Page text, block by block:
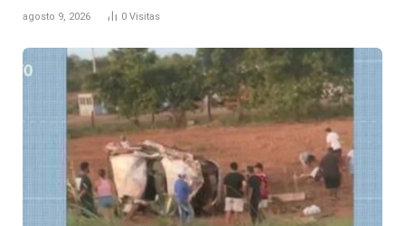
agosto 9, 2026 0 Visitas